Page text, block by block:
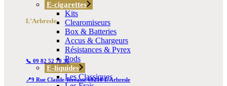
E-cigarettes
Kits
Clearomiseurs
Box & Batteries
Accus & Chargeurs
Résistances & Pyrex
Pods
E-liquides
Les Classiques
L’Arbresle
📞 09 82 52 70 38
📍9 Rue Claude Terrasse 69210 L’Arbresle